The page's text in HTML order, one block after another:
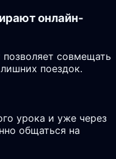
онлайн-
совмещать
поездок.
урока и уже через
общаться на